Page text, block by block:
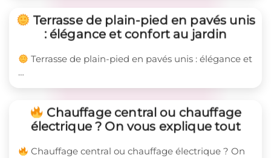
Terrasse de plain-pied en pavés unis
: élégance et confort au jardin
Terrasse de plain-pied en pavés unis : élégance et
…
Chauffage central ou chauffage
électrique ? On vous explique tout
Chauffage central ou chauffage électrique ? On